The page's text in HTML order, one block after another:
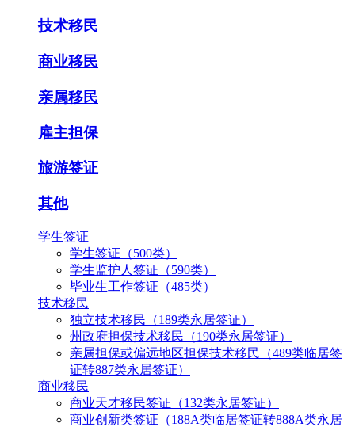
技术移民
商业移民
亲属移民
雇主担保
旅游签证
其他
学生签证
学生签证（500类）
学生监护人签证（590类）
毕业生工作签证（485类）
技术移民
独立技术移民（189类永居签证）
州政府担保技术移民（190类永居签证）
亲属担保或偏远地区担保技术移民（489类临居签
证转887类永居签证）
商业移民
商业天才移民签证（132类永居签证）
商业创新类签证（188A类临居签证转888A类永居